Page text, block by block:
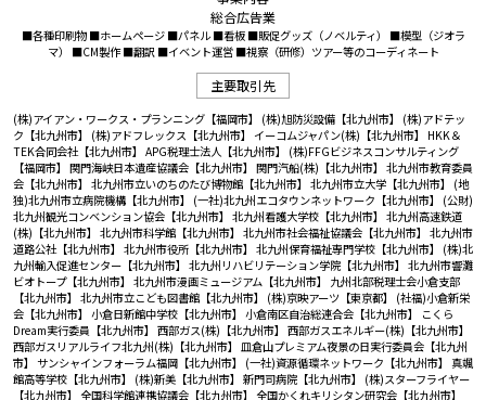
総合広告業
■各種印刷物 ■ホームページ ■パネル ■看板 ■販促グッズ（ノベルティ） ■模型（ジオラ
マ） ■CM製作 ■翻訳 ■イベント運営 ■視察（研修）ツアー等のコーディネート
主要取引先
(株)アイアン・ワークス・プランニング【福岡市】 (株)旭防災設備【北九州市】 (株)アドテッ
ク【北九州市】 (株)アドフレックス【北九州市】 イーコムジャパン(株)【北九州市】 HKK＆
TEK合同会社【北九州市】 APG税理士法人【北九州市】 (株)FFGビジネスコンサルティング
【福岡市】 関門海峡日本遺産協議会【北九州市】 関門汽船(株)【北九州市】 北九州市教育委員
会【北九州市】 北九州市立いのちのたび博物館【北九州市】 北九州市立大学【北九州市】 (地
独)北九州市立病院機構【北九州市】 (一社)北九州エコタウンネットワーク【北九州市】 (公財)
北九州観光コンベンション協会【北九州市】 北九州看護大学校【北九州市】 北九州高速鉄道
(株)【北九州市】 北九州市科学館【北九州市】 北九州市社会福祉協議会【北九州市】 北九州市
道路公社【北九州市】 北九州市役所【北九州市】 北九州保育福祉専門学校【北九州市】 (株)北
九州輸入促進センター【北九州市】 北九州リハビリテーション学院【北九州市】 北九州市響灘
ビオトープ【北九州市】 北九州市漫画ミュージアム【北九州市】 九州北部税理士会小倉支部
【北九州市】 北九州市立こども図書館【北九州市】 (株)京映アーツ【東京都】 (社福)小倉新栄
会【北九州市】 小倉日新館中学校【北九州市】 小倉南区自治総連合会【北九州市】
こくら
Dream実行委員【北九州市】 西部ガス(株)【北九州市】 西部ガスエネルギー(株)【北九州市】
西部ガスリアルライフ北九州(株)【北九州市】 皿倉山プレミアム夜景の日実行委員会【北九州
市】 サンシャインフォーラム福岡【北九州市】 (一社)資源循環ネットワーク【北九州市】 真颯
館高等学校【北九州市】 (株)新美【北九州市】 新門司病院【北九州市】 (株)スターフライヤー
【北九州市】 全国科学館連携協議会【北九州市】 全国かくれキリシタン研究会【北九州市】